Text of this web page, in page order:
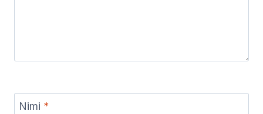
Nimi *